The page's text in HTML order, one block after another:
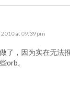
at 09:39 pm
了，因为实在无法
orb。